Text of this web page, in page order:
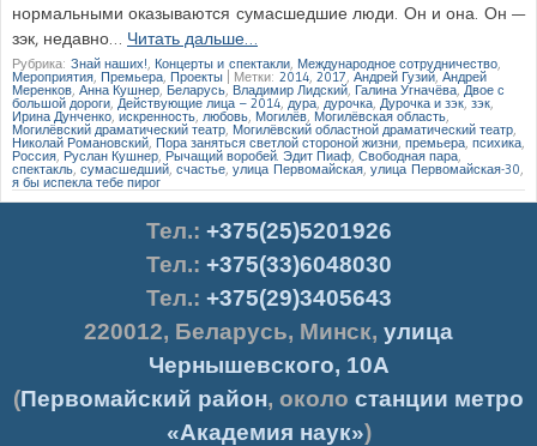
нормальными оказываются сумасшедшие люди. Он и она. Он —
зэк, недавно… Читать дальше…
Рубрика: Знай наших! Концерты и спектакли Международное сотрудничество
Мероприятия Премьера Проекты Метки: 2014 2017 ,Андрей Гузий ,Андрей
Меренков Анна Кушнер , Беларусь, Владимир Лидский Галина Угначёва, Двое с
большой дороги Действующие лица – 2014 ,дура, дурочка Дурочка и зэк, зэк
Ирина Дунченко ,искренность любовь Могилёв Могилёвская область
Могилёвский драматический театр Могилёвский областной драматический театр
Николай Романовский Пора заняться светлой стороной жизни премьера психика
Россия Руслан Кушнер Рычащий воробей. Эдит Пиаф Свободная пара
спектакль, сумасшедший счастье улица Первомайская улица Первомайская-30
я бы испекла тебе пирог
Тел.: +375(25)5201926
Тел.: +375(33)6048030
Тел.: +375(29)3405643
220012, Беларусь, Минск, улица
Чернышевского, 10А
(Первомайский район, около станции метро
«Академия наук»)